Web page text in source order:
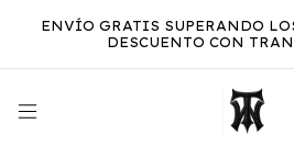
ENVÍO GRATIS SUPERANDO
DESCUENTO CON